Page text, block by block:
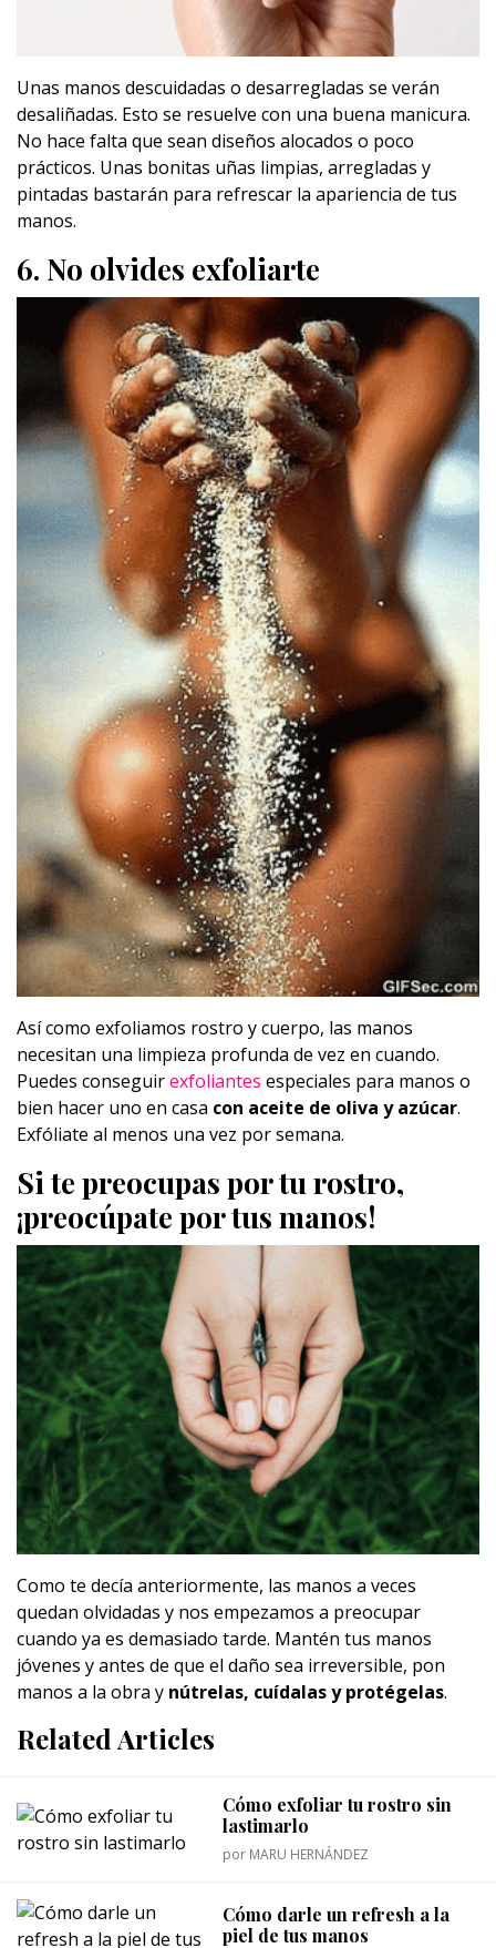
Unas manos descuidadas o desarregladas se verán
desaliñadas. Esto se resuelve con una buena manicura.
No hace falta que sean diseños alocados o poco
prácticos. Unas bonitas uñas limpias, arregladas y
pintadas bastarán para refrescar la apariencia de tus
manos.
6. No olvides exfoliarte
Así como exfoliamos rostro y cuerpo, las manos
necesitan una limpieza profunda de vez en cuando.
Puedes conseguirexfoliantes especiales para manos o
bien hacer uno en casa con aceite de oliva y azúcar.
Exfóliate al menos una vez por semana.
Si te preocupas por tu rostro,
¡preocúpate por tus manos!
Como te decía anteriormente, las manos a veces
quedan olvidadas y nos empezamos a preocupar
cuando ya es demasiado tarde. Mantén tus manos
jóvenes y antes de que el daño sea irreversible, pon
manos a la obra y nútrelas, cuídalas y protégelas.
Related Articles
Cómo exfoliar tu rostro sin
lastimarlo
por MARU HERNÁNDEZ
Cómo darle un refresh a la
piel de tus manos